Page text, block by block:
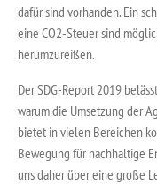
dafür sind vorhanden. Ein
eine CO2-Steuer sind
herumzureißen.
Der SDG-Report 2019
warum die Umsetzung der
bietet in vielen Bereichen
Bewegung für nachhaltige
uns daher über eine große